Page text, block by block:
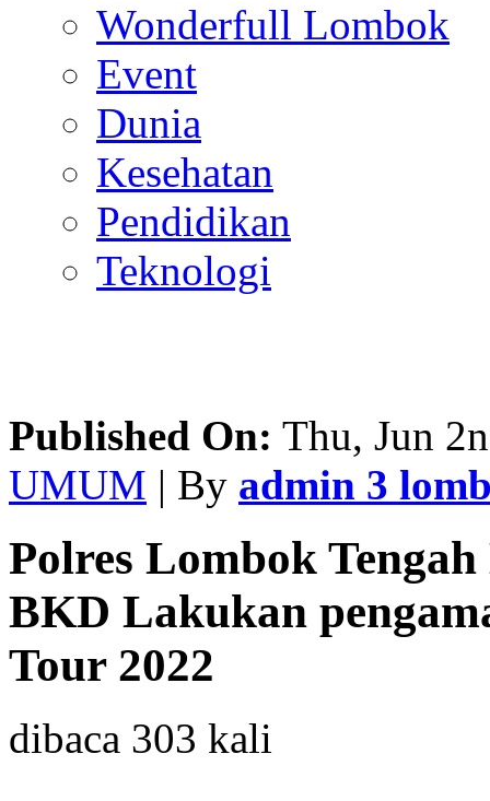
Wonderfull Lombok
Event
Dunia
Kesehatan
Pendidikan
Teknologi
Published On: Thu, Jun
UMUM | By admin 3
Polres Lombok
BKD Lakukan
Tour 2022
dibaca 303 kali